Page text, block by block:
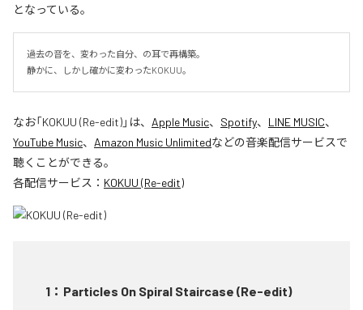
となっている。
過去の音を、変わった自分、の耳で再構築。
静かに、しかし確かに変わったKOKUU。
なお「KOKUU (Re-edit)」は、 Apple Music、 Spotify、 LINE MUSIC、
YouTube Music、 Amazon Music Unlimitedなどの音楽配信サービスで
聴くことができる。
各配信サービス： KOKUU (Re-edit)
1 ： Particles On Spiral Staircase (Re-edit)